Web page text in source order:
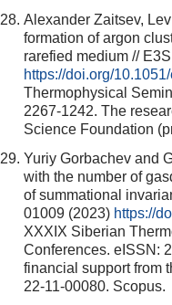
Alexander Zaitsev,
formation of argon
rarefied medium //
https://doi.org/
Thermophysical
2267-1242. The
Science Foundation
Yuriy Gorbachev and
with the number of
of summational
01009 (2023) https://
XXXIX Siberian
Conferences. eISSN:
financial support from
22-11-00080. Scopus.